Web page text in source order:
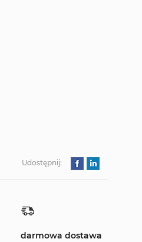
Udostępnij:
darmowa dostawa